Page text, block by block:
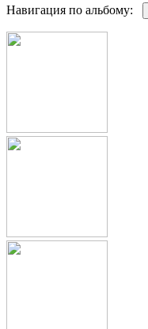
Навигация по альбому: